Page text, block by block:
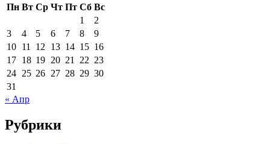
Пн Вт Ср Чт Пт Сб Вс
1
2
3
4 5 6 7 8
9
10 11 12 13 14 15 16
17 18 19 20 21 22 23
24 25 26 27 28 29 30
31
« Апр
Рубрики